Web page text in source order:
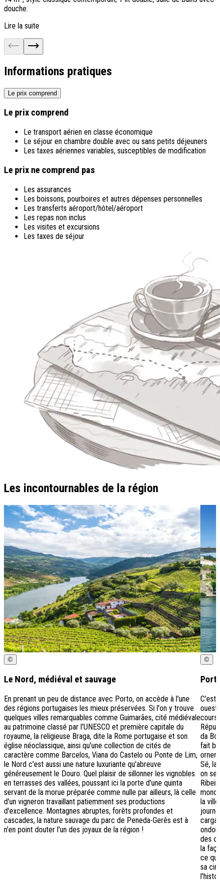
douche.
Lire la suite
Informations pratiques
Le prix comprend
Le prix comprend
Le transport aérien en classe économique
Le séjour en chambre double avec ou sans petits déjeuners
Les taxes aériennes variables, susceptibles de modification
Le prix ne comprend pas
Les assurances
Les boissons, pourboires et autres dépenses personnelles
Les transferts aéroport/hôtel/aéroport
Les repas non inclus
Les visites et excursions
Les taxes de séjour
Les incontournables de la région
©
Le Nord, médiéval et sauvage
En prenant un peu de distance avec Porto, on accède à l'une
des régions portugaises les mieux préservées. Si l'on y trouve
quelques villes remarquables comme Guimarães, cité médiévale
au patrimoine classé par l'UNESCO et première capitale du
royaume, la religieuse Braga, dite la Rome portugaise et son
église néoclassique, ainsi qu'une collection de cités de
caractère comme Barcelos, Viana do Castelo ou Ponte de Lim,
le Nord c'est aussi une nature luxuriante qu'abreuve
généreusement le Douro. Quel plaisir de sillonner les vignobles
en terrasses des vallées, poussant ici la porte d'une quinta
servant de la morue préparée comme nulle par ailleurs, là celle
d'un vigneron travaillant patiemment ses productions
d'excellence. Montagnes abruptes, forêts profondes et
cascades, la nature sauvage du parc de Peneda-Gerês est à
n'en point douter l'un des joyaux de la région !
©
C'est
ouest
cours
da
fait
Sé,
on se
la
des
la
ce
sa